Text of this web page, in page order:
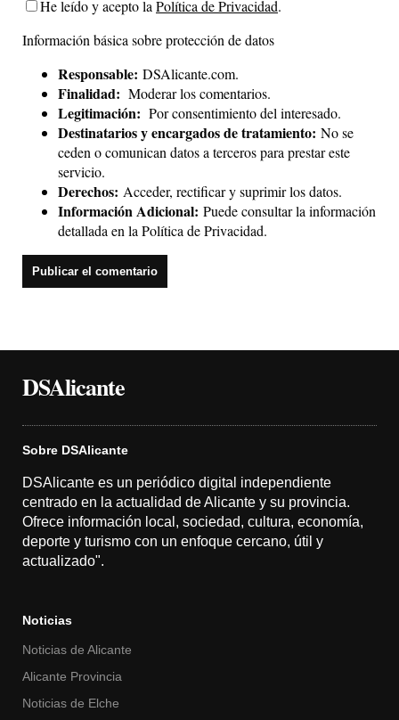
He leído y acepto la Política de Privacidad.
Información básica sobre protección de datos
Responsable: DSAlicante.com.
Finalidad: Moderar los comentarios.
Legitimación: Por consentimiento del interesado.
Destinatarios y encargados de tratamiento: No se
ceden o comunican datos a terceros para prestar este
servicio.
Derechos: Acceder, rectificar y suprimir los datos.
Información Adicional: Puede consultar la información
detallada en la Política de Privacidad.
DSAlicante
Sobre DSAlicante
DSAlicante es un periódico digital independiente
centrado en la actualidad de Alicante y su provincia.
Ofrece información local, sociedad, cultura, economía,
deporte y turismo con un enfoque cercano, útil y
actualizado".
Noticias
Noticias de Alicante
Alicante Provincia
Noticias de Elche